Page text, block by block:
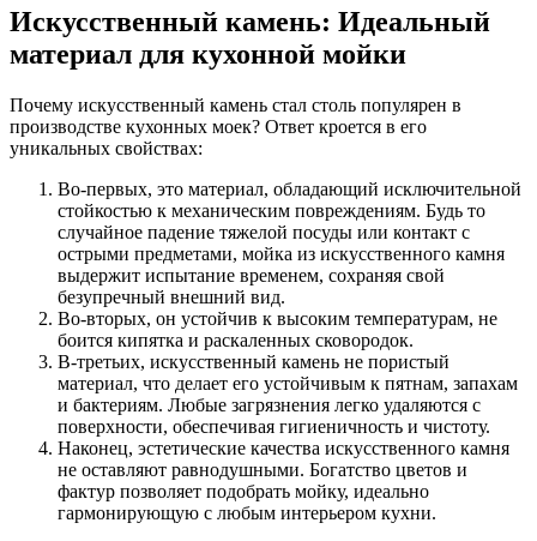
Искусственный камень: Идеальный
материал для кухонной мойки
Почему искусственный камень стал столь популярен в
производстве кухонных моек? Ответ кроется в его
уникальных свойствах:
Во-первых, это материал, обладающий исключительной
стойкостью к механическим повреждениям. Будь то
случайное падение тяжелой посуды или контакт с
острыми предметами, мойка из искусственного камня
выдержит испытание временем, сохраняя свой
безупречный внешний вид.
Во-вторых, он устойчив к высоким температурам, не
боится кипятка и раскаленных сковородок.
В-третьих, искусственный камень не пористый
материал, что делает его устойчивым к пятнам, запахам
и бактериям. Любые загрязнения легко удаляются с
поверхности, обеспечивая гигиеничность и чистоту.
Наконец, эстетические качества искусственного камня
не оставляют равнодушными. Богатство цветов и
фактур позволяет подобрать мойку, идеально
гармонирующую с любым интерьером кухни.